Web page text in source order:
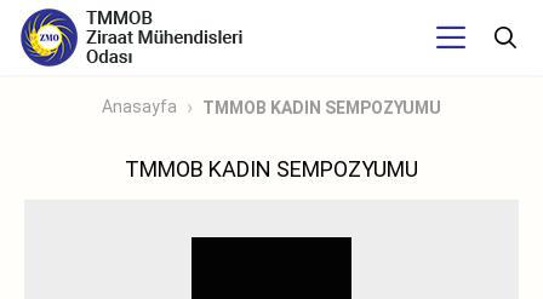
Anasayfa TMMOB KADIN SEMPOZYUMU
TMMOB KADIN SEMPOZYUMU